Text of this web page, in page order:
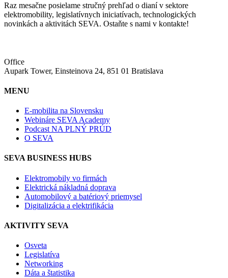
Raz mesačne posielame stručný prehľad o dianí v sektore
elektromobility, legislatívnych iniciatívach, technologických
novinkách a aktivitách SEVA. Ostaňte s nami v kontakte!
Office
Aupark Tower, Einsteinova 24, 851 01 Bratislava
MENU
E-mobilita na Slovensku
Webináre SEVA Academy
Podcast NA PLNÝ PRÚD
O SEVA
SEVA BUSINESS HUBS
Elektromobily vo firmách
Elektrická nákladná doprava
Automobilový a batériový priemysel
Digitalizácia a elektrifikácia
AKTIVITY SEVA
Osveta
Legislatíva
Networking
Dáta a štatistika